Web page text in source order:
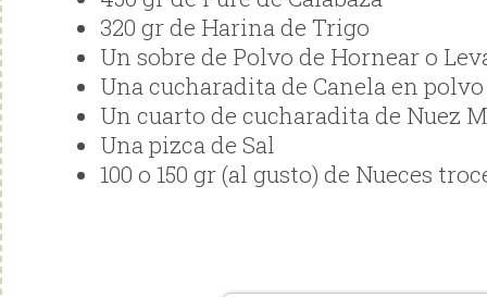
320 gr de Harina de Trigo
Un sobre de Polvo de Hornear o
Una cucharadita de Canela en polvo
Un cuarto de cucharadita de Nuez
Una pizca de Sal
100 o 150 gr (al gusto) de Nueces